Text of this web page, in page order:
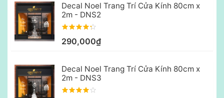
Decal Noel Trang Trí Cửa Kính 80cm x
2m - DNS2
290,000₫
Decal Noel Trang Trí Cửa Kính 80cm x
2m - DNS3